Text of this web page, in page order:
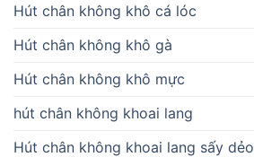
Hút chân không khô cá lóc
Hút chân không khô gà
Hút chân không khô mực
hút chân không khoai lang
Hút chân không khoai lang sấy dẻo